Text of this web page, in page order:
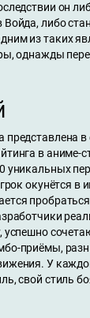
он
Войда, либо
из таких
однажды
представлена
в аниме-
уникальных
окунётся в
успешно
приёмы,
У
свой стиль